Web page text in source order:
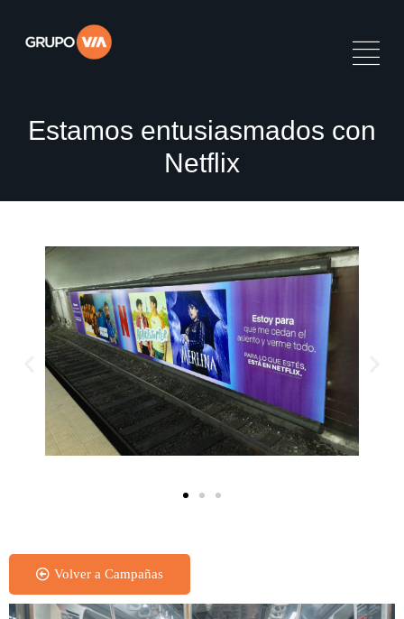
Estamos entusiasmados con
Netflix
Volver a Campañas